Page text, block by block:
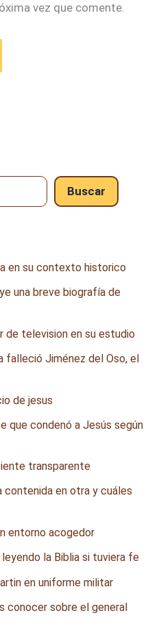
vez que comente.
Buscar
una breve biografía de
falleció Jiménez del Oso, el
que condenó a Jesús según
contenida en otra y cuáles
la Biblia si tuviera fe
conocer sobre el general